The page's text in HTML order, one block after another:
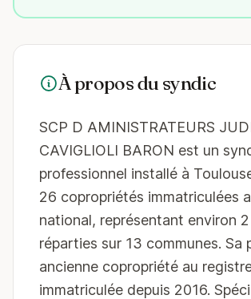
À propos du syndic
SCP D AMINISTRATEURS
CAVIGLIOLI BARON est un
professionnel installé à
26 copropriétés immatriculées
national, représentant environ
réparties sur 13 communes. Sa
ancienne copropriété au
immatriculée depuis 2016.